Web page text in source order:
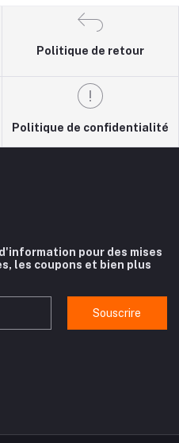
Politique de retour
Politique de confidentialité
pour des mises
les coupons et bien plus
Souscrire